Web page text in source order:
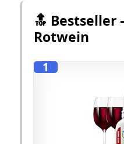
🔝 Bestseller
Rotwein
1